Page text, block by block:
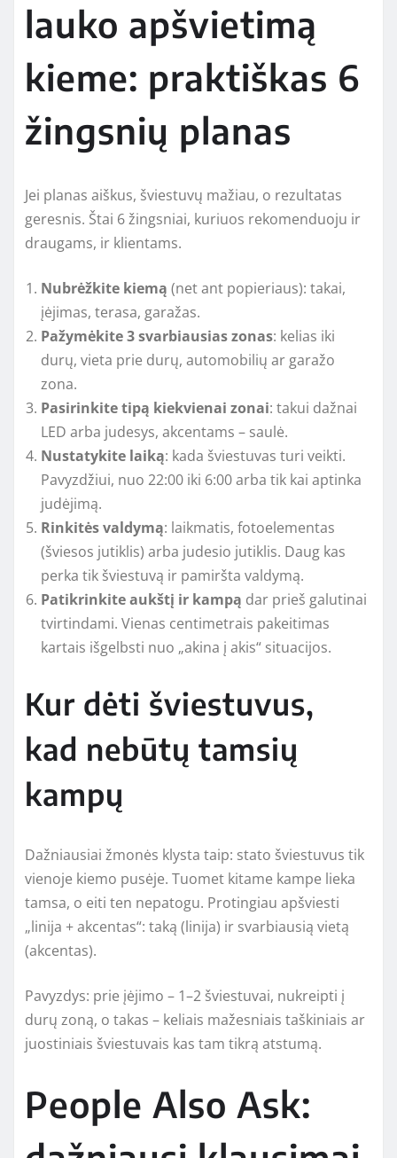
lauko apšvietimą
kieme: praktiškas 6
žingsnių planas
Jei planas aiškus, šviestuvų mažiau, o rezultatas
geresnis. Štai 6 žingsniai, kuriuos rekomenduoju ir
draugams, ir klientams.
Nubrėžkite kiemą (net ant popieriaus): takai,
įėjimas, terasa, garažas.
Pažymėkite 3 svarbiausias zonas: kelias iki
durų, vieta prie durų, automobilių ar garažo
zona.
Pasirinkite tipą kiekvienai zonai: takui dažnai
LED arba judesys, akcentams – saulė.
Nustatykite laiką: kada šviestuvas turi veikti.
Pavyzdžiui, nuo 22:00 iki 6:00 arba tik kai aptinka
judėjimą.
Rinkitės valdymą: laikmatis, fotoelementas
(šviesos jutiklis) arba judesio jutiklis. Daug kas
perka tik šviestuvą ir pamiršta valdymą.
Patikrinkite aukštį ir kampą dar prieš galutinai
tvirtindami. Vienas centimetrais pakeitimas
kartais išgelbsti nuo „akina į akis“ situacijos.
Kur dėti šviestuvus,
kad nebūtų tamsių
kampų
Dažniausiai žmonės klysta taip: stato šviestuvus tik
vienoje kiemo pusėje. Tuomet kitame kampe lieka
tamsa, o eiti ten nepatogu. Protingiau apšviesti
„linija + akcentas“: taką (linija) ir svarbiausią vietą
(akcentas).
Pavyzdys: prie įėjimo – 1–2 šviestuvai, nukreipti į
durų zoną, o takas – keliais mažesniais taškiniais ar
juostiniais šviestuvais kas tam tikrą atstumą.
People Also Ask: